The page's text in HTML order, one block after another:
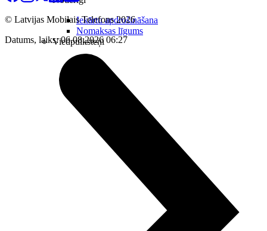
Iekārtu apdrošināšana
Nomaksas līgums
Viedpulksteņi
© Latvijas Mobilais Telefons2026
Datums, laiks: 06.08.2026 06:27